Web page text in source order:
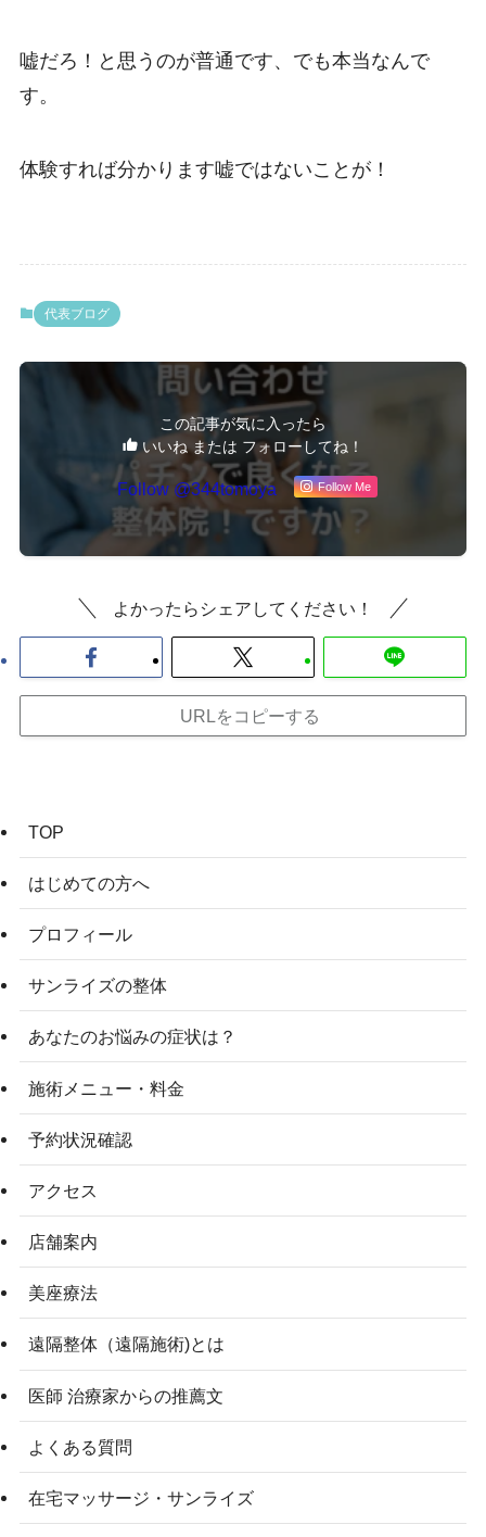
嘘だろ！と思うのが普通です、でも本当なんで
す。
体験すれば分かります嘘ではないことが！
代表ブログ
この記事が気に入ったら
いいね または フォローしてね！
Follow @344tomoya Follow Me
よかったらシェアしてください！
URLをコピーする
TOP
はじめての方へ
プロフィール
サンライズの整体
あなたのお悩みの症状は？
施術メニュー・料金
予約状況確認
アクセス
店舗案内
美座療法
遠隔整体（遠隔施術)とは
医師 治療家からの推薦文
よくある質問
在宅マッサージ・サンライズ